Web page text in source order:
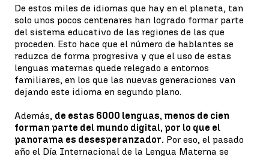
De estos miles de idiomas que hay en el planeta, tan
solo unos pocos centenares han logrado formar parte
del sistema educativo de las regiones de las que
proceden. Esto hace que el número de hablantes se
reduzca de forma progresiva y que el uso de estas
lenguas maternas quede relegado a entornos
familiares, en los que las nuevas generaciones van
dejando este idioma en segundo plano.
Además, de estas 6000 lenguas, menos de cien
forman parte del mundo digital, por lo que el
panorama es desesperanzador. Por eso, el pasado
año el Día Internacional de la Lengua Materna se